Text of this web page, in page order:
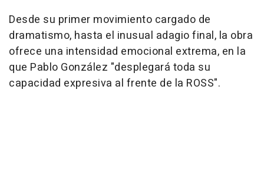
Desde su primer movimiento cargado de
dramatismo, hasta el inusual adagio final, la obra
ofrece una intensidad emocional extrema, en la
que Pablo González "desplegará toda su
capacidad expresiva al frente de la ROSS".